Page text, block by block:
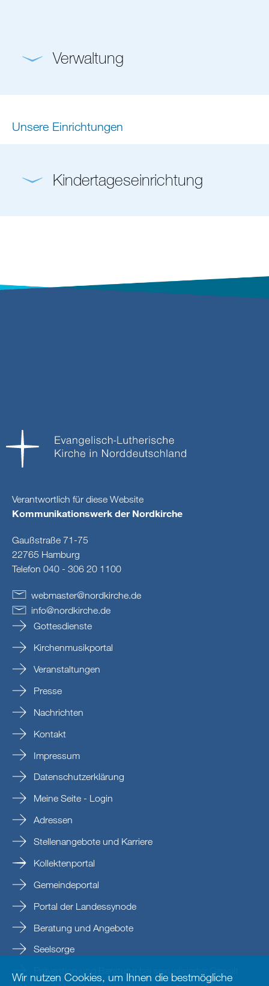
Verwaltung
Unsere Einrichtungen
Kindertageseinrichtung
Verantwortlich für diese Website
Kommunikationswerk der Nordkirche
Gaußstraße 71-75
22765 Hamburg
Telefon 040 - 306 20 1100
webmaster@nordkirche de
info@nordkirche.de
Gottesdienste
Kirchenmusikportal
Veranstaltungen
Presse
Nachrichten
Kontakt
Impressum
Datenschutzerklärung
Meine Seite - Login
Adressen
Stellenangebote und Karriere
Kollektenportal
Gemeindeportal
Portal der Landessynode
Beratung und Angebote
Seelsorge
Wir nutzen Cookies, um Ihnen die bestmögliche